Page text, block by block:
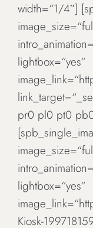
width=“1/4″]
lightbox=“yes“
pr0 pl0 pt0
lightbox=“yes“
Kiosk-